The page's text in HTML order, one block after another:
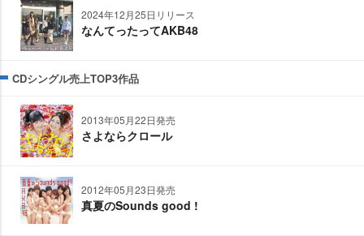
2024年12月25日リリース
なんてったってAKB48
CDシングル売上TOP3作品
2013年05月22日発売
さよならクロール
2012年05月23日発売
真夏のSounds good !